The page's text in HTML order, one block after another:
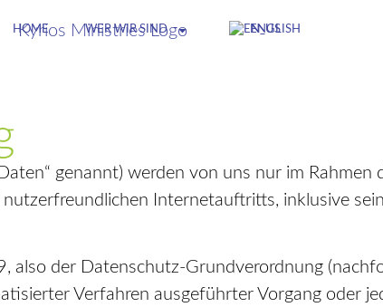
HOME WER WIR SIND ENGLISH
genannt) werden von uns nur im
Internetauftritts, inklusive
der Datenschutz-Grundverordnung
Verfahren ausgeführter Vorgang oder